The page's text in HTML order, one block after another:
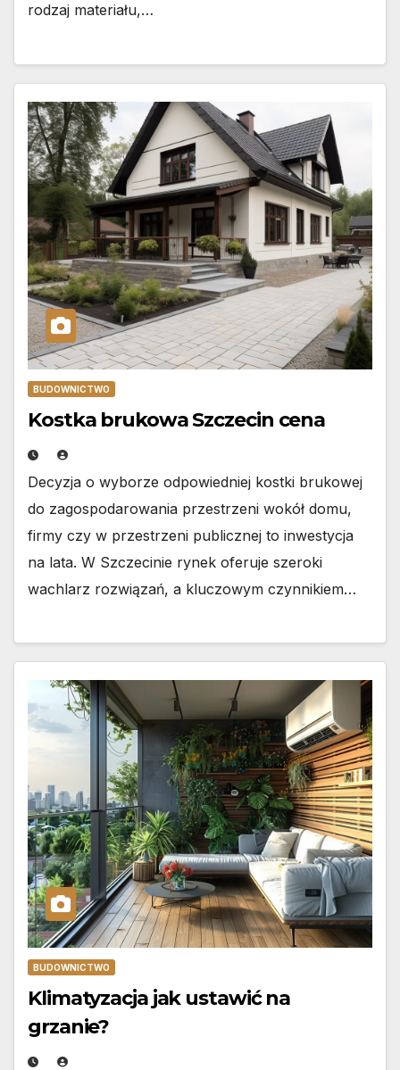
rodzaj materiału,…
BUDOWNICTWO
Kostka brukowa Szczecin cena
Decyzja o wyborze odpowiedniej kostki brukowej
do zagospodarowania przestrzeni wokół domu,
firmy czy w przestrzeni publicznej to inwestycja
na lata. W Szczecinie rynek oferuje szeroki
wachlarz rozwiązań, a kluczowym czynnikiem…
BUDOWNICTWO
Klimatyzacja jak ustawić na
grzanie?